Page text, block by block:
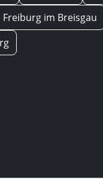
Freiburg im Breisgau